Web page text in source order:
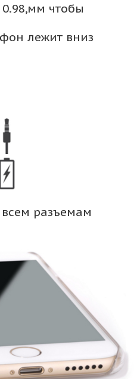
чтобы
лежит вниз
разъемам